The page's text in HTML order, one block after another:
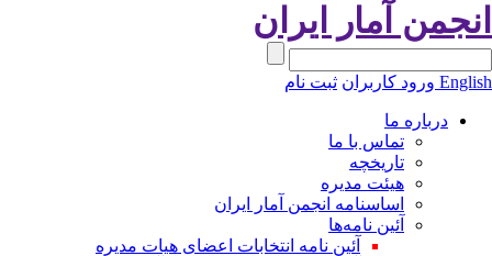
آمار ایران
ورود کاربران ثبت نام
درباره ما
تماس با ما
تاریخچه
هیئت مدیره
اساسنامه انجمن آمار ایران
آئین نامه‌ها
آئین نامه انتخابات اعضای هیات مدیره